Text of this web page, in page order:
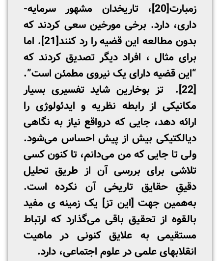
زمبارت[20]
، تاریخدان مشهور سرمایه­
داری، دارد. برخی مورخین سعی کردند که
بدون مطالعه این قضیه را رد کنند[21]
. اما
برای مثال ، افراد دیگر تصدیق کردند که
“این قضیه دارای یک نیروی مطمئن است”.
[22]
. تز بوخارین شاید تفسیری بسیار
مکانیکی از رابطه نظریه و ایدئولوژی را
ارائه دهد، جایی که درواقع نیاز به نگاهی
دیالکتیکی بیش از پیش احساس می‌شود.
ولی تا جایی که من می‌دانم، تا کنون کسی
تلاشی برای بررسی آن از طریق تحلیل
دقیقِ حقایق تاریخی آن نکرده است.
به‌همین جهت [این تز] یک زمینه ­ی مفید
بالقوه از تحقیق باقی می‌‌گذارد که ارتباط
مستقیمی به علایق کنونی در ماهیت
انقلابهای علمی در علوم اجتماعی، دارد.